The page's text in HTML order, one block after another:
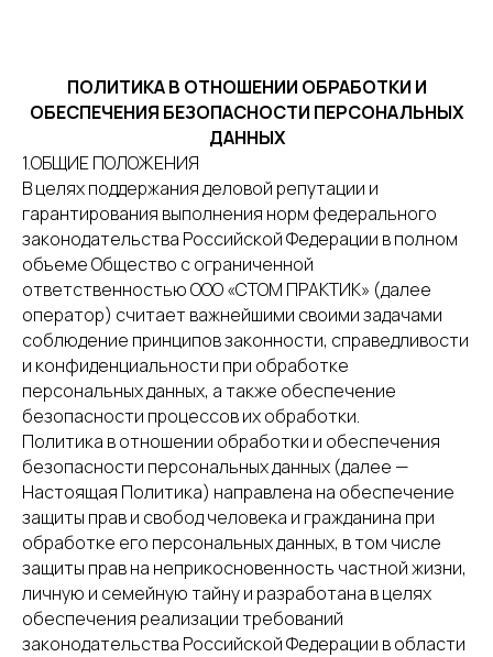
ПОЛИТИКА В ОТНОШЕНИИ ОБРАБОТКИ И
ОБЕСПЕЧЕНИЯ БЕЗОПАСНОСТИ ПЕРСОНАЛЬНЫХ
ДАННЫХ
1.ОБЩИЕ ПОЛОЖЕНИЯ
В целях поддержания деловой репутации и
гарантирования выполнения норм федерального
законодательства Российской Федерации в полном
объеме Общество с ограниченной
ответственностью ООО «СТОМ ПРАКТИК» (далее
оператор) считает важнейшими своими задачами
соблюдение принципов законности, справедливости
и конфиденциальности при обработке
персональных данных, а также обеспечение
безопасности процессов их обработки.
Политика в отношении обработки и обеспечения
безопасности персональных данных (далее —
Настоящая Политика) направлена на обеспечение
защиты прав и свобод человека и гражданина при
обработке его персональных данных, в том числе
защиты прав на неприкосновенность частной жизни,
личную и семейную тайну и разработана в целях
обеспечения реализации требований
законодательства Российской Федерации в области